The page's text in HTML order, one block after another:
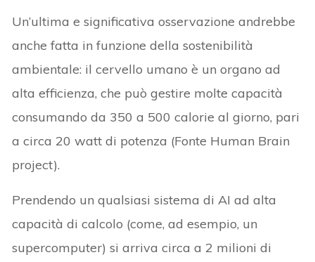
Un’ultima e significativa osservazione andrebbe
anche fatta in funzione della sostenibilità
ambientale: il cervello umano è un organo ad
alta efficienza, che può gestire molte capacità
consumando da 350 a 500 calorie al giorno, pari
a circa 20 watt di potenza (Fonte Human Brain
project).
Prendendo un qualsiasi sistema di AI ad alta
capacità di calcolo (come, ad esempio, un
supercomputer) si arriva circa a 2 milioni di